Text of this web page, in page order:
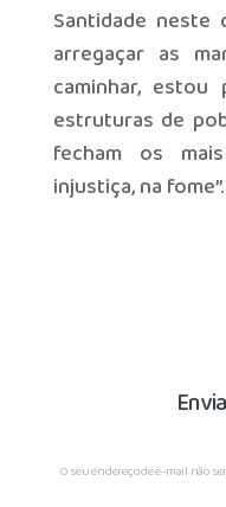
Santidade neste
arregaçar as
caminhar,
estruturas de
fecham os
injustiça, na fome”.
O seu endereço de e-mail não